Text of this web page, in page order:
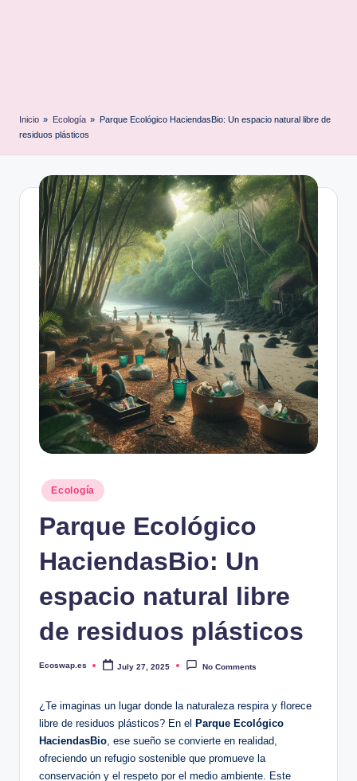
Inicio » Ecología » Parque Ecológico HaciendasBio: Un espacio natural libre de
residuos plásticos
Posted
in
Ecología
Parque Ecológico
HaciendasBio: Un
espacio natural libre
de residuos plásticos
Posted
Ecoswap.es July 27, 2025 No Comments
¿Te imaginas un lugar donde la naturaleza respira y florece
libre de residuos plásticos? En el Parque Ecológico
HaciendasBio, ese sueño se convierte en realidad,
ofreciendo un refugio sostenible que promueve la
conservación y el respeto por el medio ambiente. Este